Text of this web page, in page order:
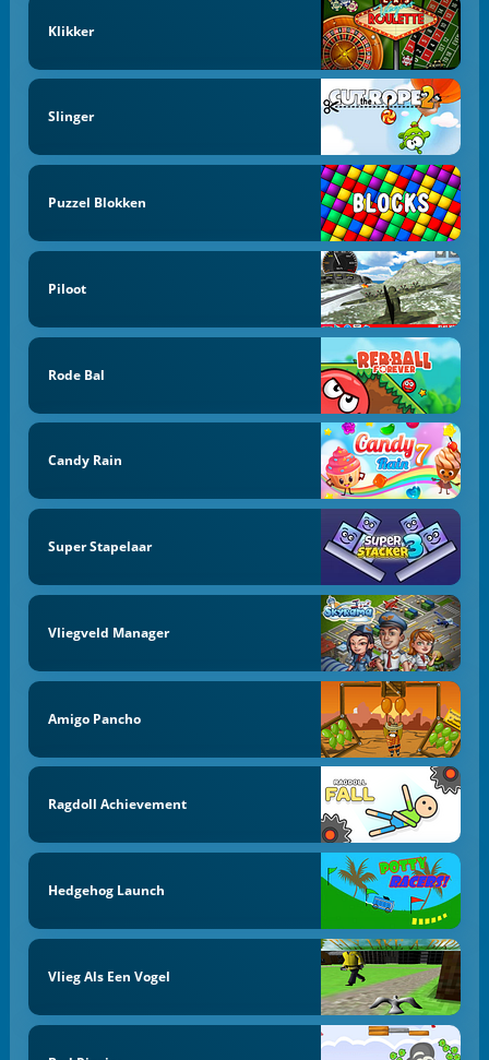
Klikker
Slinger
Puzzel Blokken
Piloot
Rode Bal
Candy Rain
Super Stapelaar
Vliegveld Manager
Amigo Pancho
Ragdoll Achievement
Hedgehog Launch
Vlieg Als Een Vogel